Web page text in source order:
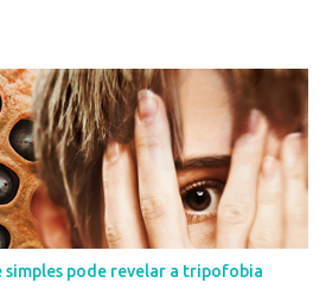
simples pode revelar a tripofobia